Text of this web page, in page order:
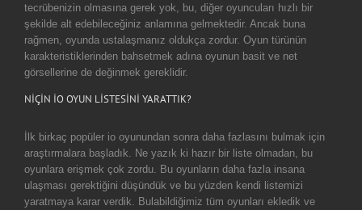
tecrübenizin olmasına gerek yok, bu, diğer oyuncuları hızlı bir
şekilde alt edebileceğiniz anlamına gelmektedir. Ancak buna
rağmen, oyunda ustalaşmanız oldukça zordur. Oyun türünün
karakteristiklerinden bahsetmek adına oyunun basit ve net
görsellerine de değinmek gereklidir.
NİÇİN İO OYUN LİSTESİNİ YARATTIK?
İlk birkaç popüler io oyunundan sonra daha fazlasını bulmak için
araştırmalara başladık. Ne yazık ki hazır bir liste olmadan, bu
oyunlara erişmek çok zordu. Bu oyunların daha fazla insana
ulaşması gerektiğini düşündük ve bu yüzden kendi listemizi
yaratmaya karar verdik. Bulabildiğimiz tüm oyunları ekledik ve